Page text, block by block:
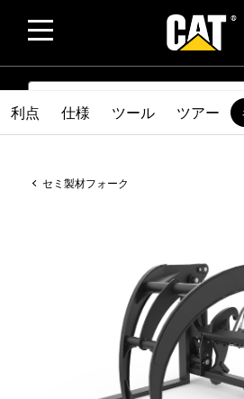
SEARCH
セミ製材フォーク
利点 仕様 ツール ツアー